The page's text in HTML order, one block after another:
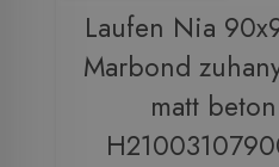
Laufen Nia
Marbond
matt beton